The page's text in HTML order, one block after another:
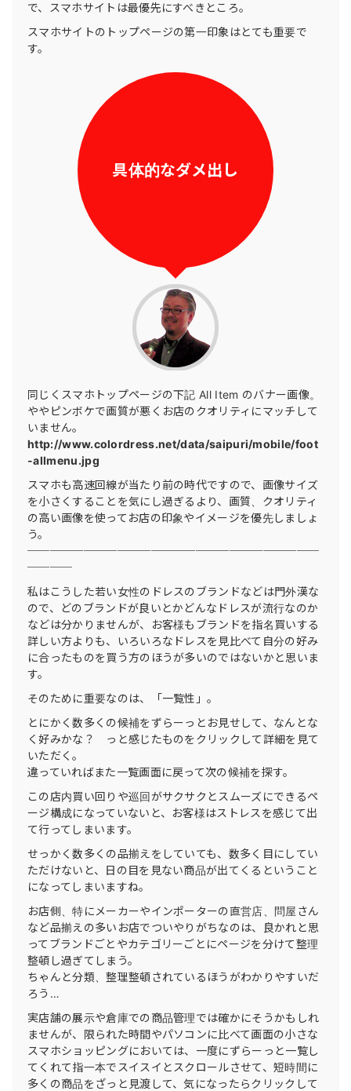
で、スマホサイトは最優先にすべきところ。
スマホサイトのトップページの第一印象はとても重要で
す。
具体的なダメ出し
同じくスマホトップページの下記 All Item のバナー画像。
ややピンボケで画質が悪くお店のクオリティにマッチして
いません。
http://www.colordress.net/data/saipuri/mobile/foot
-allmenu.jpg
スマホも高速回線が当たり前の時代ですので、画像サイズ
を小さくすることを気にし過ぎるより、画質、クオリティ
の高い画像を使ってお店の印象やイメージを優先しましょ
う。
──────────────────────────
────
私はこうした若い女性のドレスのブランドなどは門外漢な
ので、どのブランドが良いとかどんなドレスが流行なのか
などは分かりませんが、お客様もブランドを指名買いする
詳しい方よりも、いろいろなドレスを見比べて自分の好み
に合ったものを買う方のほうが多いのではないかと思いま
す。
そのために重要なのは、「一覧性」。
とにかく数多くの候補をずらーっとお見せして、なんとな
く好みかな？ っと感じたものをクリックして詳細を見て
いただく。
違っていればまた一覧画面に戻って次の候補を探す。
この店内買い回りや巡回がサクサクとスムーズにできるペ
ージ構成になっていないと、お客様はストレスを感じて出
て行ってしまいます。
せっかく数多くの品揃えをしていても、数多く目にしてい
ただけないと、日の目を見ない商品が出てくるということ
になってしまいますね。
お店側、特にメーカーやインポーターの直営店、問屋さん
など品揃えの多いお店でついやりがちなのは、良かれと思
ってブランドごとやカテゴリーごとにページを分けて整理
整頓し過ぎてしまう。
ちゃんと分類、整理整頓されているほうがわかりやすいだ
ろう…
実店舗の展示や倉庫での商品管理では確かにそうかもしれ
ませんが、限られた時間やパソコンに比べて画面の小さな
スマホショッピングにおいては、一度にずらーっと一覧し
てくれて指一本でスイスイとスクロールさせて、短時間に
多くの商品をざっと見渡して、気になったらクリックして